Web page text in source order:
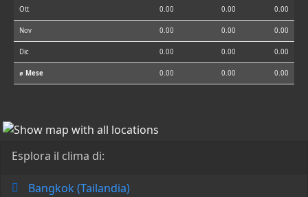
Ott 0.00 0.00 0.00
Nov 0.00 0.00 0.00
Dic 0.00 0.00 0.00
⌀ Mese 0.00 0.00 0.00
Esplora il clima di:
Bangkok (Tailandia)